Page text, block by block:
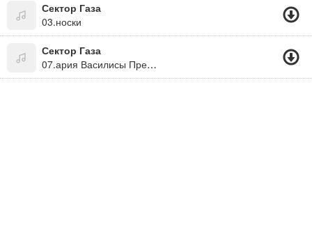
Сектор Газа
03.носки
Сектор Газа
07.ария Василисы Прекрасной